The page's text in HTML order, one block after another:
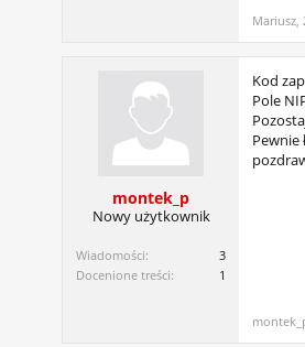
Mariusz,
montek_p
Nowy użytkownik
Wiadomości:
3
Docenione treści:
1
Kod
Pole
Pewnie